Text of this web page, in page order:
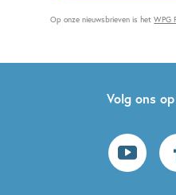
Op onze nieuwsbrieven is hetWPG
Volg ons